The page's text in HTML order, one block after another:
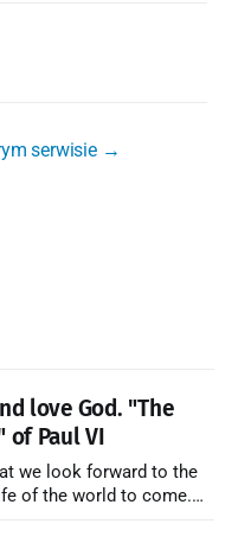
serwisie →
love God. "The
of Paul VI
we look forward to the
of the world to come.